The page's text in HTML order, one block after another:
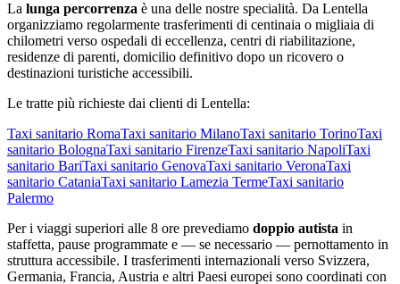
La lunga percorrenza è una delle nostre specialità. Da Lentella
organizziamo regolarmente trasferimenti di centinaia o migliaia di
chilometri verso ospedali di eccellenza, centri di riabilitazione,
residenze di parenti, domicilio definitivo dopo un ricovero o
destinazioni turistiche accessibili.
Le tratte più richieste dai clienti di Lentella:
Taxi sanitario RomaTaxi sanitario MilanoTaxi sanitario TorinoTaxi
sanitario BolognaTaxi sanitario FirenzeTaxi sanitario NapoliTaxi
sanitario BariTaxi sanitario GenovaTaxi sanitario VeronaTaxi
sanitario CataniaTaxi sanitario Lamezia TermeTaxi sanitario
Palermo
Per i viaggi superiori alle 8 ore prevediamo doppio autista in
staffetta, pause programmate e — se necessario — pernottamento in
struttura accessibile. I trasferimenti internazionali verso Svizzera,
Germania, Francia, Austria e altri Paesi europei sono coordinati con